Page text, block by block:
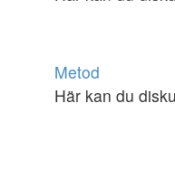
Metod
Här kan du